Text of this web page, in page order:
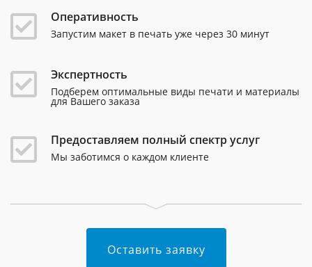
Оперативность
Запустим макет в печать уже через 30 минут
Экспертность
Подберем оптимальные виды печати и материалы
для Вашего заказа
Предоставляем полный спектр услуг
Мы заботимся о каждом клиенте
Оставить заявку